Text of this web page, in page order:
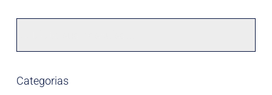
Categorias